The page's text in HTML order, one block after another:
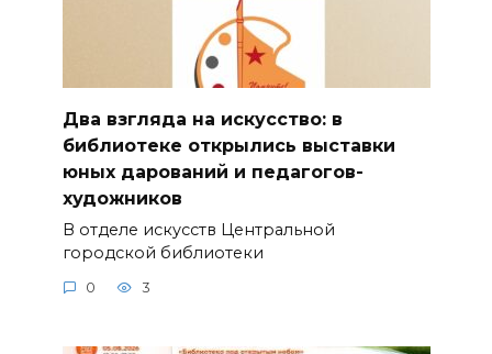
Два взгляда на искусство: в
библиотеке открылись выставки
юных дарований и педагогов-
художников
В отделе искусств Центральной
городской библиотеки
0 3